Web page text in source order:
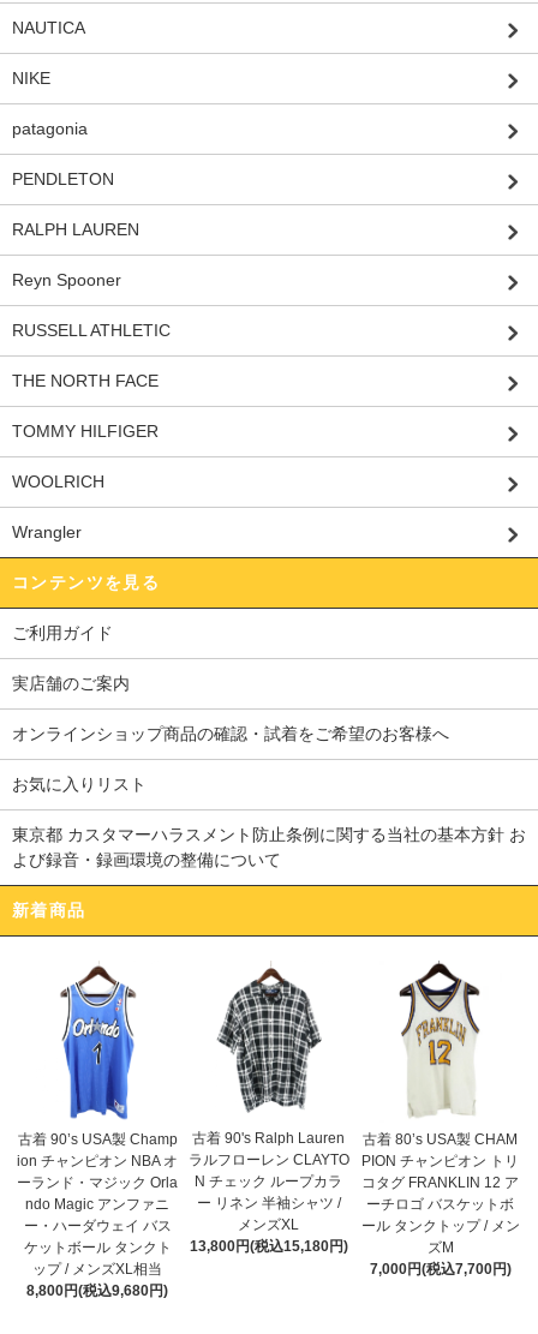
NAUTICA
NIKE
patagonia
PENDLETON
RALPH LAUREN
Reyn Spooner
RUSSELL ATHLETIC
THE NORTH FACE
TOMMY HILFIGER
WOOLRICH
Wrangler
コンテンツを見る
ご利用ガイド
実店舗のご案内
オンラインショップ商品の確認・試着をご希望のお客様へ
お気に入りリスト
東京都 カスタマーハラスメント防止条例に関する当社の基本方針 お
よび録音・録画環境の整備について
新着商品
古着 90’s USA製 Champ
ion チャンピオン NBA オ
ーランド・マジック Orla
ndo Magic アンファニ
ー・ハーダウェイ バス
ケットボール タンクト
ップ / メンズXL相当
8,800円(税込9,680円)
古着 90's Ralph Lauren
ラルフローレン CLAYTO
N チェック ループカラ
ー リネン 半袖シャツ /
メンズXL
13,800円(税込15,180円)
古着 80’s USA製 CHAM
PION チャンピオン トリ
コタグ FRANKLIN 12 ア
ーチロゴ バスケットボ
ール タンクトップ / メン
ズM
7,000円(税込7,700円)